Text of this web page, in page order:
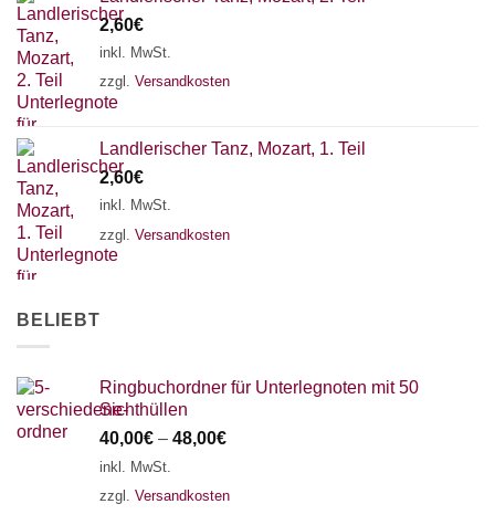
2,60€
inkl. MwSt.
zzgl. Versandkosten
Landlerischer Tanz, Mozart, 1. Teil
2,60€
inkl. MwSt.
zzgl. Versandkosten
BELIEBT
Ringbuchordner für Unterlegnoten mit 50
Sichthüllen
40,00€ – 48,00€
inkl. MwSt.
zzgl. Versandkosten
18 SAITEN
AKKORDZITHER